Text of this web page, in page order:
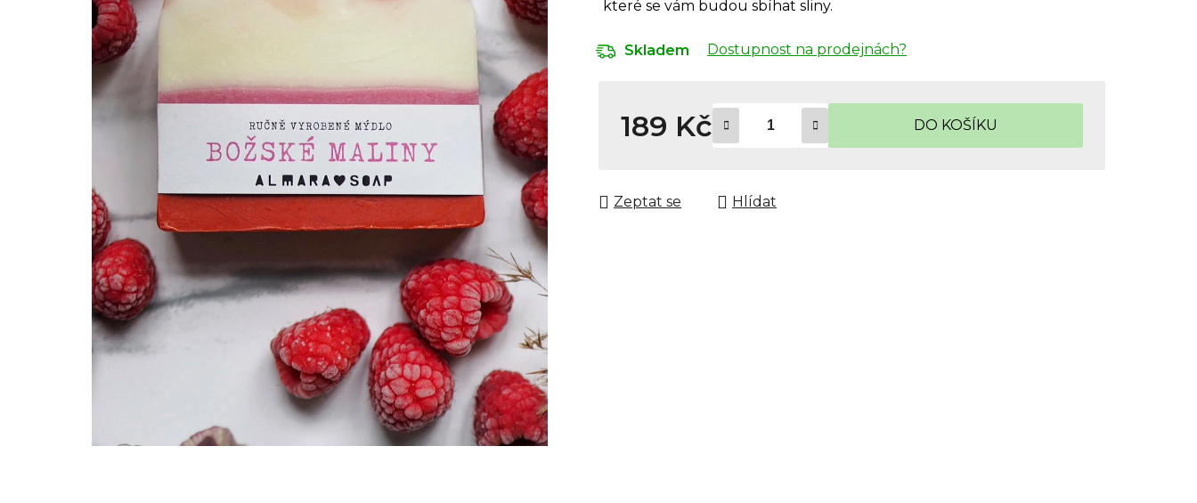
které se vám budou sbíhat sliny.
Skladem Dostupnost na prodejnách?
189 Kč DO KOŠÍKU
Zeptat se Hlídat